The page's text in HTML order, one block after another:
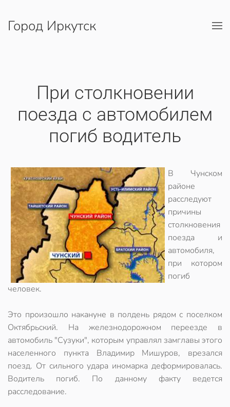
Перейти к содержимому
Город Иркутск
При столкновении
поезда с автомобилем
погиб водитель
В Чунском
районе
расследуют
причины
столкновения
поезда и
автомобиля,
при котором
погиб
человек.
Это произошло накануне в полдень рядом с поселком
Октябрьский. На железнодорожном переезде в
автомобиль "Сузуки", которым управлял замглавы этого
населенного пункта Владимир Мишуров, врезался
поезд. От сильного удара иномарка деформировалась.
Водитель погиб. По данному факту ведется
расследование.